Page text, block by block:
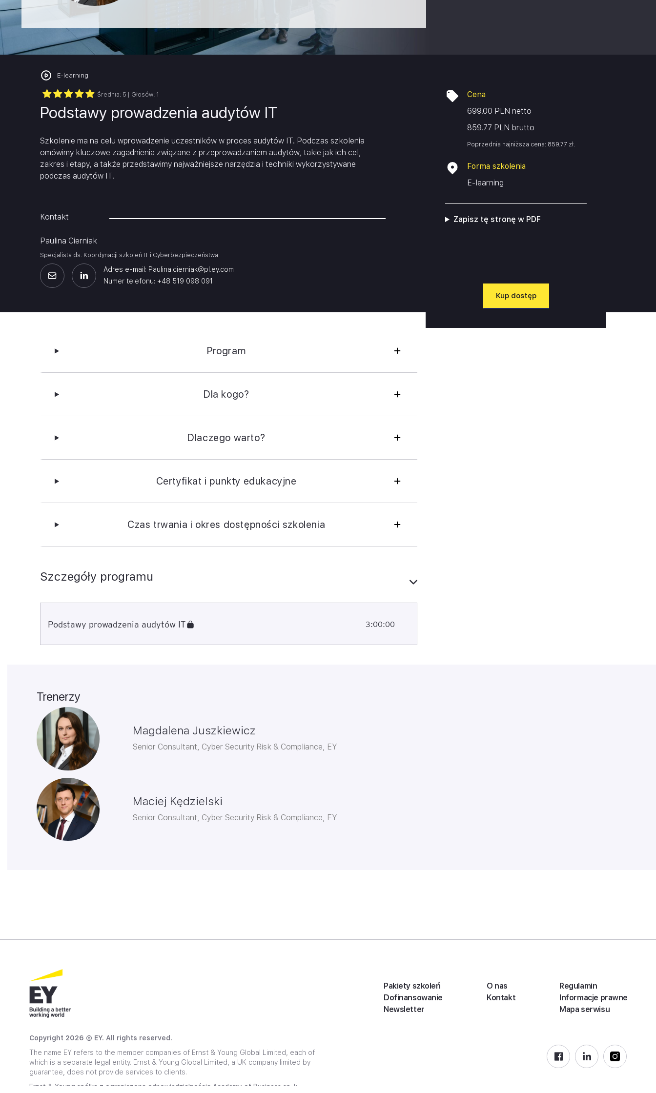
emocjonalna
Project Management
Rachunkowość i sprawozdawczość finansowa
Sprzedaż i negocjacje
Szkolenia branżowe
E-learning
Średnia: 5 | Głosów: 1
Podstawy prowadzenia audytów IT
Szkolenie ma na celu wprowadzenie uczestników w proces audytów IT. Podczas szkolenia
omówimy kluczowe zagadnienia związane z przeprowadzaniem audytów, takie jak ich cel,
zakres i etapy, a także przedstawimy najważniejsze narzędzia i techniki wykorzystywane
podczas audytów IT.
Kontakt
Paulina Cierniak
Specjalista ds. Koordynacji szkoleń IT i Cyberbezpieczeństwa
Adres e-mail: Paulina.cierniak@pl.ey.com
Numer telefonu: +48 519 098 091
Cena
699.00 PLN netto
859.77 PLN brutto
Poprzednia najniższa cena: 859.77 zł.
Forma szkolenia
E-learning
Zapisz tę stronę w PDF
Kup dostęp
Program
Dla kogo?
Dlaczego warto?
Certyfikat i punkty edukacyjne
Czas trwania i okres dostępności szkolenia
Szczegóły programu
Podstawy prowadzenia audytów IT 3:00:00
Trenerzy
Magdalena Juszkiewicz
Senior Consultant, Cyber Security Risk & Compliance, EY
Maciej Kędzielski
Senior Consultant, Cyber Security Risk & Compliance, EY
Pakiety szkoleń
Dofinansowanie
Newsletter
O nas
Kontakt
Regulamin
Informacje prawne
Mapa serwisu
Copyright 2026 © EY. All rights reserved.
The name EY refers to the member companies of Ernst & Young Global Limited, each of
which is a separate legal entity. Ernst & Young Global Limited, a UK company limited by
guarantee, does not provide services to clients.
Ernst & Young spółka z ograniczoną odpowiedzialnością Academy of Business sp. k.